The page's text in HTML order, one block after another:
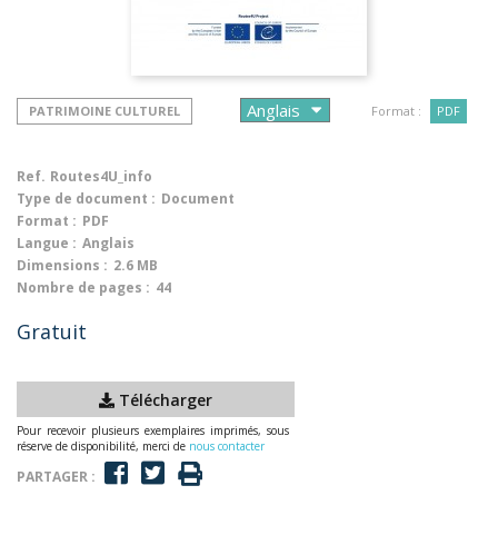
PATRIMOINE CULTUREL Format : PDF
Ref. Routes4U_info
Type de document : Document
Format : PDF
Langue : Anglais
Dimensions : 2.6 MB
Nombre de pages : 44
Gratuit
Télécharger
Pour recevoir plusieurs exemplaires imprimés, sous
réserve de disponibilité, merci de nous contacter
PARTAGER :